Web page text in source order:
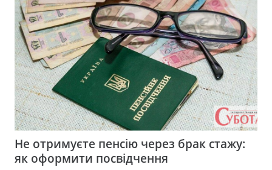
Не отримуєте пенсію через брак стажу:
як оформити посвідчення